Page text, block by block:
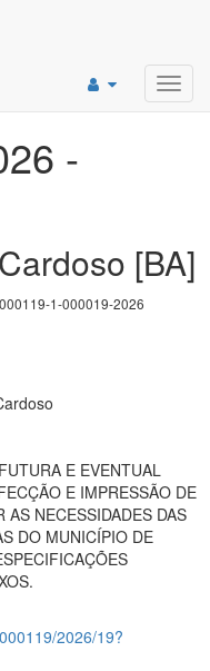
-
[BA]
1-000019-2026
E EVENTUAL
E IMPRESSÃO DE
AS NECESSIDADES DAS
DO MUNICÍPIO DE
2026/19?